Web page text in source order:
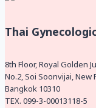
Thai
8th Floor, Royal Golden
No.2, Soi Soonvijai,
Bangkok 10310
TEX. 099-3-00013118-5